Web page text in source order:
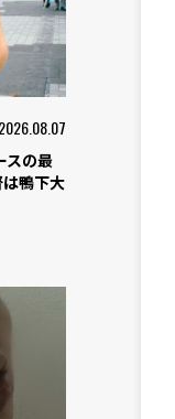
2026.08.07
スの最
鴨下大